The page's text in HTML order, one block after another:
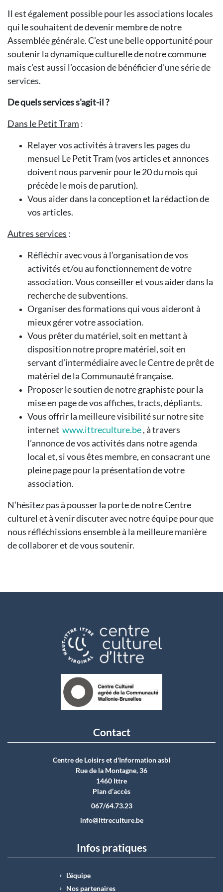
Il est également possible pour les associations locales
qui le souhaitent de devenir membre de notre
Assemblée générale. C’est une belle opportunité pour
soutenir la dynamique culturelle de notre commune
mais c’est aussi l’occasion de bénéficier d’une série de
services.
De quels services s'agit-il ?
Dans le Petit Tram :
Relayer vos activités à travers les pages du
mensuel Le Petit Tram (vos articles et annonces
doivent nous parvenir pour le 20 du mois qui
précède le mois de parution).
Vous aider dans la conception et la rédaction de
vos articles.
Autres services :
Réfléchir avec vous à l’organisation de vos
activités et/ou au fonctionnement de votre
association. Vous conseiller et vous aider dans la
recherche de subventions.
Organiser des formations qui vous aideront à
mieux gérer votre association.
Vous prêter du matériel, soit en mettant à
disposition notre propre matériel, soit en
servant d’intermédiaire avec le Centre de prêt de
matériel de la Communauté française.
Proposer le soutien de notre graphiste pour la
mise en page de vos affiches, tracts, dépliants.
Vous offrir la meilleure visibilité sur notre site
internet www.ittreculture.be, à travers
l’annonce de vos activités dans notre agenda
local et, si vous êtes membre, en consacrant une
pleine page pour la présentation de votre
association.
N’hésitez pas à pousser la porte de notre Centre
culturel et à venir discuter avec notre équipe pour que
nous réfléchissions ensemble à la meilleure manière
de collaborer et de vous soutenir.
Contact
Centre de Loisirs et d'Information asbI
Rue de la Montagne, 36
1460 Ittre
Plan d’accès
067/64.73.23
info@ittreculture.be
Infos pratiques
L’équipe
Nos partenaires